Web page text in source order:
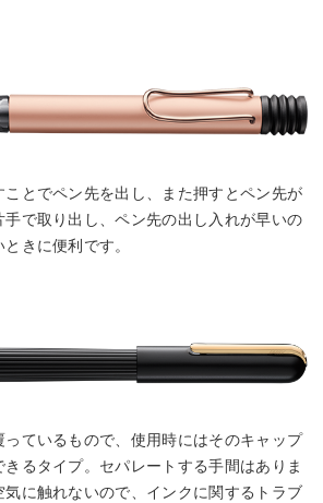
とでペン先を出し、また押すとペン先が
で取り出し、ペン先の出し入れが早いの
きに便利です。
ているもので、使用時にはそのキャップ
るタイプ。セパレートする手間はありま
に触れないので、インクに関するトラブ